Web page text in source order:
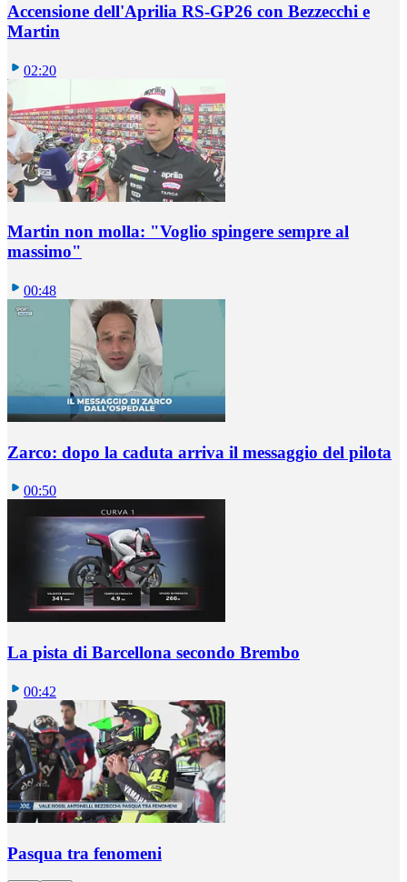
Accensione dell'Aprilia RS-GP26 con Bezzecchi e
Martin
02:20
Martin non molla: "Voglio spingere sempre al
massimo"
00:48
Zarco: dopo la caduta arriva il messaggio del pilota
00:50
La pista di Barcellona secondo Brembo
00:42
Pasqua tra fenomeni